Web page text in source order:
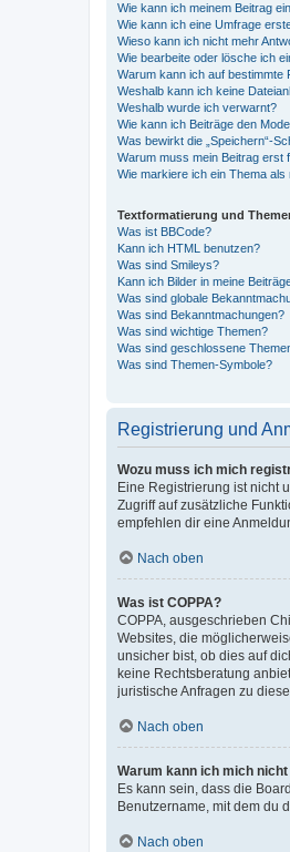
Wie kann ich meinem Beitrag
Wie kann ich eine Umfrage
Wieso kann ich nicht mehr
Wie bearbeite oder lösche ich
Warum kann ich auf bestimmte
Weshalb kann ich keine
Weshalb wurde ich verwarnt?
Wie kann ich Beiträge den
Was bewirkt die „Speichern“-
Warum muss mein Beitrag erst
Wie markiere ich ein Thema als
Textformatierung und
Was ist BBCode?
Kann ich HTML benutzen?
Was sind Smileys?
Kann ich Bilder in meine
Was sind globale
Was sind Bekanntmachungen?
Was sind wichtige Themen?
Was sind geschlossene
Was sind Themen-Symbole?
Registrierung und
Wozu muss ich mich
Eine Registrierung ist nicht
Zugriff auf zusätzliche
empfehlen dir eine
Nach oben
Was ist COPPA?
COPPA, ausgeschrieben
Websites, die
unsicher bist, ob dies auf
keine Rechtsberatung
juristische Anfragen zu
Nach oben
Warum kann ich mich
Es kann sein, dass die
Benutzername, mit dem du
Nach oben